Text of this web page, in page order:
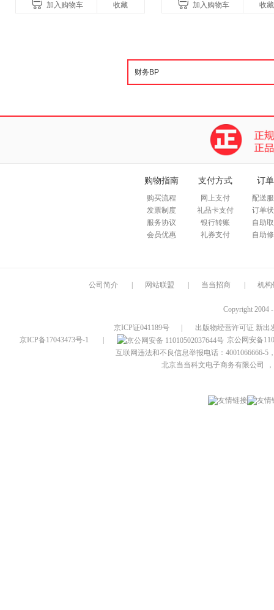
加入购物车 收藏 加入购物车 收藏
购物指南
购买流程
发票制度
服务协议
会员优惠
支付方式
网上支付
礼品卡支付
银行转账
礼券支付
订
配送
订单
自助
自助
公司简介 网站联盟 当当招商 机构
Copyright 2004
京ICP证041189号
出版物经营许可证 新出
京ICP备17043473号-1
京公网安备
互联网违法和不良信息举报电话：4001066666-5
北京当当科文电子商务有限公司